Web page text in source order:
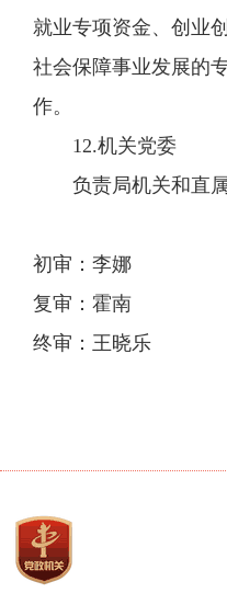
就业专项资金、创业
社会保障事业发展的
作。
12.机关党委
负责局机关和直属
初审：李娜
复审：霍南
终审：王晓乐